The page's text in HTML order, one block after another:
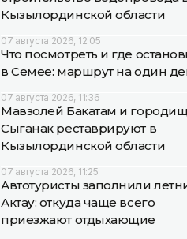
Кызылординской области
07 августа 2026, 12:05
Что посмотреть и где
в Семее: маршрут на один
07 августа 2026, 11:36
Мавзолей Бакатам и
Сыганак реставрируют в
Кызылординской области
07 августа 2026, 11:25
Автотуристы заполнили
Актау: откуда чаще всего
приезжают отдыхающие